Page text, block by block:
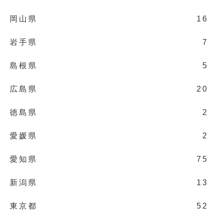
岡山県 16
岩手県 7
島根県 5
広島県 20
徳島県 2
愛媛県 2
愛知県 75
新潟県 13
東京都 52